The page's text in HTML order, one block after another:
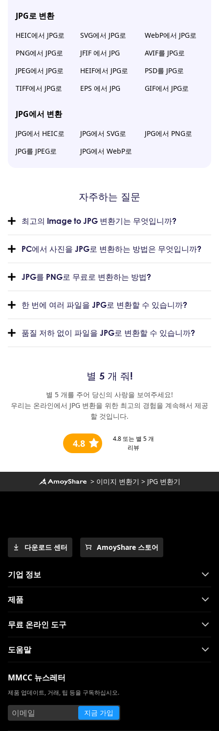
JPG로 변환
HEIC에서 JPG로 SVG에서 JPG로
WebP에서 JPG로
PNG에서 JPG로
JFIF 에서 JPG
AVIF를 JPG로
JPEG에서 JPG로
HEIF에서 JPG로
PSD를 JPG로
TIFF에서 JPG로
EPS 에서 JPG GIF에서 JPG로
JPG에서 변환
JPG에서 HEIC로 JPG에서 SVG로
JPG에서 PNG로
JPG를 JPEG로
JPG에서 WebP로
자주하는 질문
최고의 Image to JPG 변환기는 무엇입니까?
PC에서 사진을 JPG로 변환하는 방법은 무엇입니까?
JPG를 PNG로 무료로 변환하는 방법?
한 번에 여러 파일을 JPG로 변환할 수 있습니까?
품질 저하 없이 파일을 JPG로 변환할 수 있습니까?
별 5 개 줘!
별 5 개를 주어 당신의 사랑을 보여주세요!
우리는 온라인에서 JPG 변환을 위한 최고의 경험을 계속해서 제공
할 것입니다.
4.8 4.8 또는 별 5 개
리뷰
> 이미지 변환기 > JPG 변환기
다운로드 센터 AmoyShare 스토어
기업 정보
제품
무료 온라인 도구
도움말
MMCC 뉴스레터
제품 업데이트, 거래, 팁 등을 구독하십시오.
지금 가입